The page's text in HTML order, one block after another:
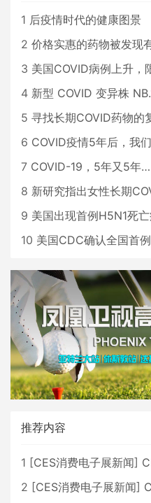
1 后疫情时代的健康图景
2 价格实惠的药物被发现
3 美国COVID病例上升，
4 新型 COVID 变异株
5 寻找长期COVID药物的
6 COVID疫情5年后，我们
7 COVID-19，5年又5年…
8 新研究指出女性长期
9 美国出现首例H5N1死
10 美国CDC确认全国首例严
推荐内容
1 [CES消费电子展新闻]
2 [CES消费电子展新闻]